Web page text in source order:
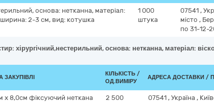
основа: нетканна, матеріал:
ширина: 2-3 см, вид: котушка
1 000
штука
07541 ,
місто ,
по 31-12-
хірургічний,нестерильний, основа: нетканна, матеріал:
КІЛЬКІСТЬ /
ОД.ВИМІРУ
АДРЕСА ДОСТАВКИ /
x 8,0см фіксуючий неткана
2 500
07541 , Україна ,